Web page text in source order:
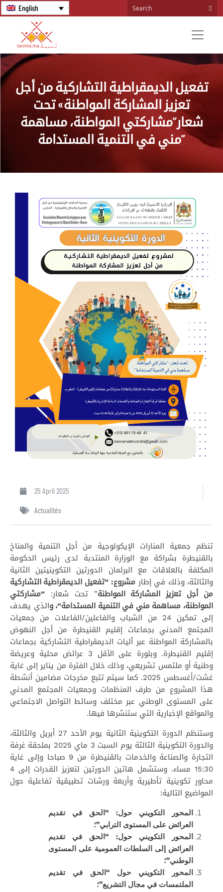
English
تفعيل الديمقراطية التشاركية من أجل
تعزيز المشاركة المواطنة» تحت
شعار”مشاركتي المواطنة، مساهمة
مني في التنمية المستدامة”
25 April 2025
Actualités
تنظم جمعية المنارات الإيكولوجية من أجل التنمية والمناخ
بالقنيطرة بشراكة مع الوزارة المنتدبة لدى رئيس الحكومة
المكلفة بالعلاقات مع البرلمان الدورتين التكوينيتين الثانية
والثالثة، وذلك في إطار مشروع: “تفعيل الديمقراطية التشاركية
من أجل تعزيز المشاركة المواطنة” تحت شعار: “مشاركتي
المواطنة، مساهمة مني في التنمية المستدامة“، و الذي يهدف
إلى تمكين 24 من الشباب والفاعلين/الفاعلات من جمعيات
المجتمع المدني بجماعات إقليم القنيطرة من أجل النهوض
بالمشاركة المواطنة عبر آليات الديمقراطية التشاركية بجماعات
إقليم القنيطرة. وبلورة على الأقل 3 عرائض محلية وعريضة
وطنية أو ملتمس تشريعي، وذلك خلال الفترة من يناير إلى غاية
غشت/أغسطس 2025. كما سيتم تتبع مخرجات مضامين أنشطة
هذا المشروع من طرف المنظمات وجمعيات المجتمع المدني
على المستوى الوطني عبر مختلف وسائط التواصل الاجتماعي
والمواقع الإخبارية التي ستنشرها فيها.
وستنظم الدورة التكوينية الثانية يوم الأحد 27 أبريل والثالثة،
والدورة التكوينية الثالثة يوم السبت 3 ماي 2025 بملحقة غرفة
التجارة والصناعة والخدمات بالقنيطرة من 9 صباحا وإلى غاية
15:30 مساء. وستشمل هاتين الدورتين لتعزيز القدرات إلى 4
محاور تكوينية تأطيرية وأربعة ورشات تطبيقية تفاعلية حول
المواضيع التالية:
المحور التكويني حول: “الحق في تقديم
العرائض على المستوى الترابي”؛
المحور التكويني حول: “الحق في تقديم
العرائض إلى السلطات العمومية على المستوى
الوطني”؛
المحور التكويني حول “الحق في تقديم
الملتمسات في مجال التشريع”؛